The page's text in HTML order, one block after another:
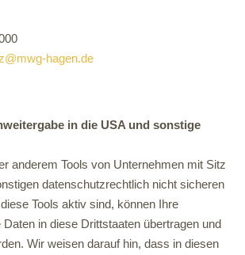
hagen.de
in die USA und sonstige
anderem Tools von Unternehmen mit Sitz
datenschutzrechtlich nicht sicheren
Tools aktiv sind, können Ihre
in diese Drittstaaten übertragen und
Wir weisen darauf hin, dass in diesen